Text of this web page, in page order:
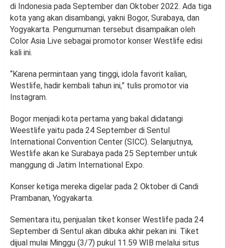
di Indonesia pada September dan Oktober 2022. Ada tiga
kota yang akan disambangi, yakni Bogor, Surabaya, dan
Yogyakarta. Pengumuman tersebut disampaikan oleh
Color Asia Live sebagai promotor konser Westlife edisi
kali ini.
“Karena permintaan yang tinggi, idola favorit kalian,
Westlife, hadir kembali tahun ini,” tulis promotor via
Instagram.
Bogor menjadi kota pertama yang bakal didatangi
Weestlife yaitu pada 24 September di Sentul
International Convention Center (SICC). Selanjutnya,
Westlife akan ke Surabaya pada 25 September untuk
manggung di Jatim International Expo.
Konser ketiga mereka digelar pada 2 Oktober di Candi
Prambanan, Yogyakarta.
Sementara itu, penjualan tiket konser Westlife pada 24
September di Sentul akan dibuka akhir pekan ini. Tiket
dijual mulai Minggu (3/7) pukul 11.59 WIB melalui situs